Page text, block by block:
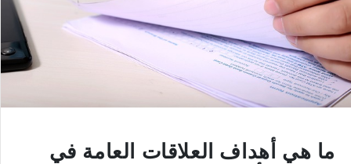
ما هي أهداف العلاقات العامة في